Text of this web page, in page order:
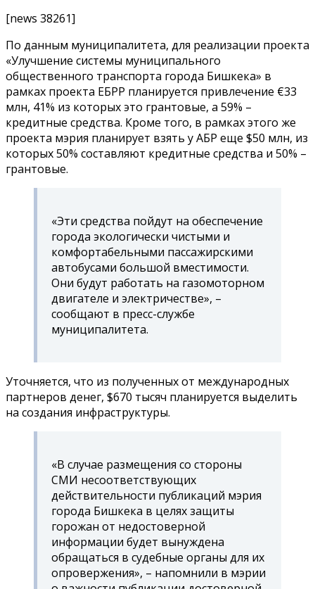
[news 38261]
По данным муниципалитета, для реализации проекта
«Улучшение системы муниципального
общественного транспорта города Бишкека» в
рамках проекта ЕБРР планируется привлечение €33
млн, 41% из которых это грантовые, а 59% –
кредитные средства. Кроме того, в рамках этого же
проекта мэрия планирует взять у АБР еще $50 млн, из
которых 50% составляют кредитные средства и 50% –
грантовые.
«Эти средства пойдут на обеспечение
города экологически чистыми и
комфортабельными пассажирскими
автобусами большой вместимости.
Они будут работать на газомоторном
двигателе и электричестве», –
сообщают в пресс-службе
муниципалитета.
Уточняется, что из полученных от международных
партнеров денег, $670 тысяч планируется выделить
на создания инфраструктуры.
«В случае размещения со стороны
СМИ несоответствующих
действительности публикаций мэрия
города Бишкека в целях защиты
горожан от недостоверной
информации будет вынуждена
обращаться в судебные органы для их
опровержения», – напомнили в мэрии